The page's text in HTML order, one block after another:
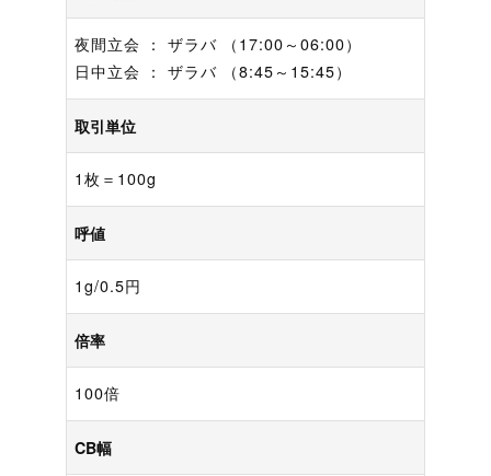
夜間立会 ： ザラバ （17:00～06:00）
日中立会 ： ザラバ （8:45～15:45）
取引単位
1枚＝100g
呼値
1g/0.5円
倍率
100倍
CB幅